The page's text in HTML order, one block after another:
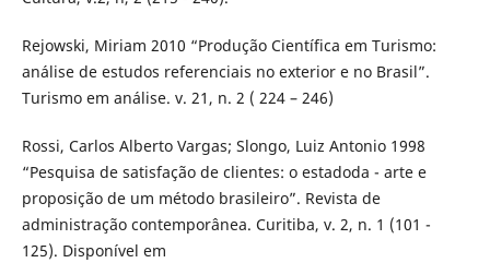
Rejowski, Miriam 2010 “Produção Científica em Turismo:
análise de estudos referenciais no exterior e no Brasil”.
Turismo em análise. v. 21, n. 2 ( 224 – 246)
Rossi, Carlos Alberto Vargas; Slongo, Luiz Antonio 1998
“Pesquisa de satisfação de clientes: o estadoda - arte e
proposição de um método brasileiro”. Revista de
administração contemporânea. Curitiba, v. 2, n. 1 (101 -
125). Disponível em